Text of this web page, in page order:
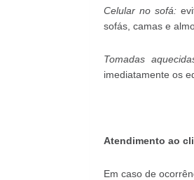
Celular no sofá:
sofás, camas e
Tomadas
imediatamente os
Atendimento ao
Em caso de